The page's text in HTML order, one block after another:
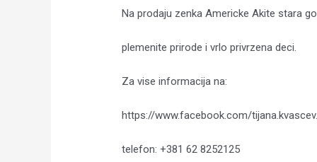
Na prodaju zenka Americke Akite stara
plemenite prirode i vrlo privrzena deci.
Za vise informacija na:
https://www.facebook.com/
telefon: +381 62 8252125